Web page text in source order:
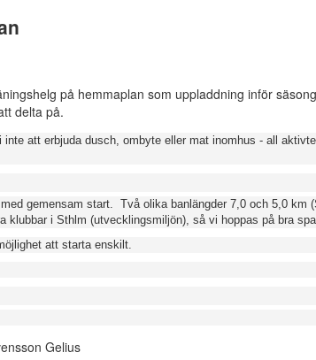
på hemmaplan som uppladdning inför
delta på.
att erbjuda dusch, ombyte eller mat inomhus - all
gemensam start. Två olika banlängder 7,0 och 5,0 km
klubbar i Sthlm (utvecklingsmiljön), så vi hoppas på bra
att starta enskilt.
Gelius